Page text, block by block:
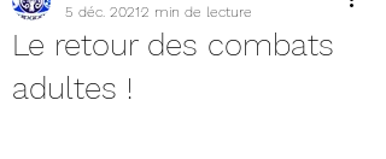
Le retour des combats
adultes !
5 déc. 20212 min de lecture